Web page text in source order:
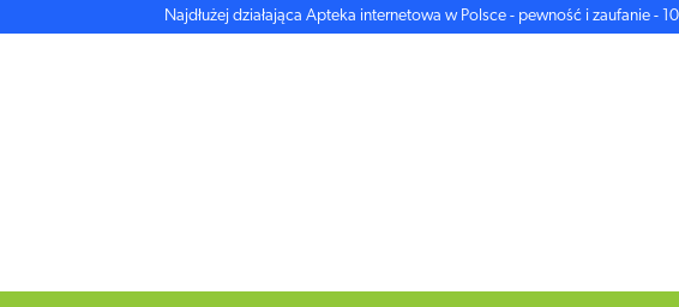
Najdłużej działająca Apteka internetowa w Polsce - pewność i zaufanie -